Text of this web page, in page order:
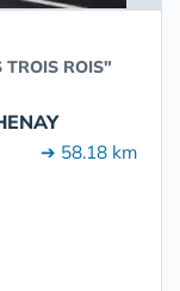
TROIS ROIS"
➔ 58.18 km